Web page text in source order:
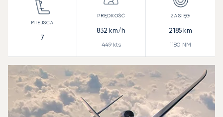
7
832 km/h
449kts
2185 km
1180 NM